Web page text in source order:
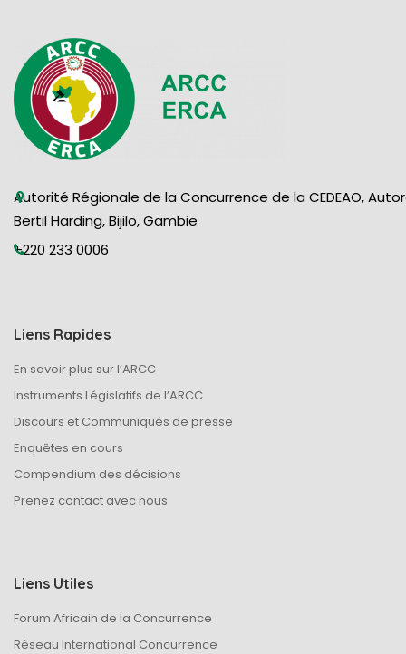
Autorité Régionale de la Concurrence de la CEDEAO,
Bertil Harding, Bijilo, Gambie
+220 233 0006
Liens Rapides
En savoir plus sur l’ARCC
Instruments Législatifs de l’ARCC
Discours et Communiqués de presse
Enquêtes en cours
Compendium des décisions
Prenez contact avec nous
Liens Utiles
Forum Africain de la Concurrence
Réseau International Concurrence